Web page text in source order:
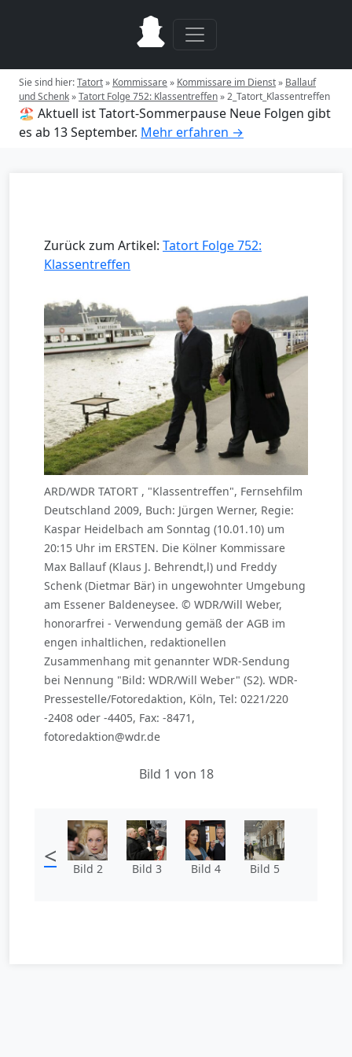
Sie sind hier:Tatort» Kommissare» Kommissare im Dienst» Ballauf
und Schenk»Tatort Folge 752: Klassentreffen»2_Tatort_Klassentreffen
🏖️ Aktuell ist Tatort-Sommerpause Neue Folgen gibt
es ab 13 September. Mehr erfahren →
Zurück zum Artikel: Tatort Folge 752:
Klassentreffen
ARD/WDR TATORT , "Klassentreffen", Fernsehfilm
Deutschland 2009, Buch: Jürgen Werner, Regie:
Kaspar Heidelbach am Sonntag (10.01.10) um
20:15 Uhr im ERSTEN. Die Kölner Kommissare
Max Ballauf (Klaus J. Behrendt,l) und Freddy
Schenk (Dietmar Bär) in ungewohnter Umgebung
am Essener Baldeneysee. © WDR/Will Weber,
honorarfrei - Verwendung gemäß der AGB im
engen inhaltlichen, redaktionellen
Zusammenhang mit genannter WDR-Sendung
bei Nennung "Bild: WDR/Will Weber" (S2). WDR-
Pressestelle/Fotoredaktion, Köln, Tel: 0221/220
-2408 oder -4405, Fax: -8471,
fotoredaktion@wdr.de
Bild 1 von 18
< Bild 2 Bild 3 Bild 4 Bild 5